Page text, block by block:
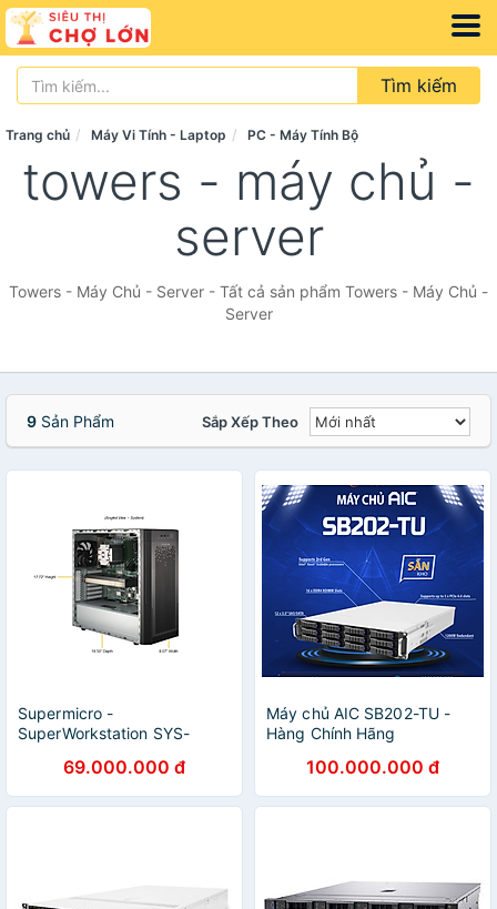
Tìm kiếm
Trang chủ Máy Vi Tính - Laptop PC - Máy Tính Bộ
towers - máy chủ -
server
Towers - Máy Chủ - Server - Tất cả sản phẩm Towers - Máy Chủ -
Server
9 Sản Phẩm Sắp Xếp Theo
Supermicro -
SuperWorkstation SYS-
69.000.000 đ
Máy chủ AIC SB202-TU -
Hàng Chính Hãng
100.000.000 đ